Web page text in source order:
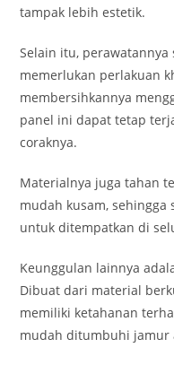
tampak lebih estetik.
Selain itu,
memerlukan perlakuan
membersihkannya
panel ini dapat tetap
coraknya.
Materialnya juga tahan
mudah kusam,
untuk ditempatkan di
Keunggulan lainnya
Dibuat dari material
memiliki ketahanan
mudah ditumbuhi jamur